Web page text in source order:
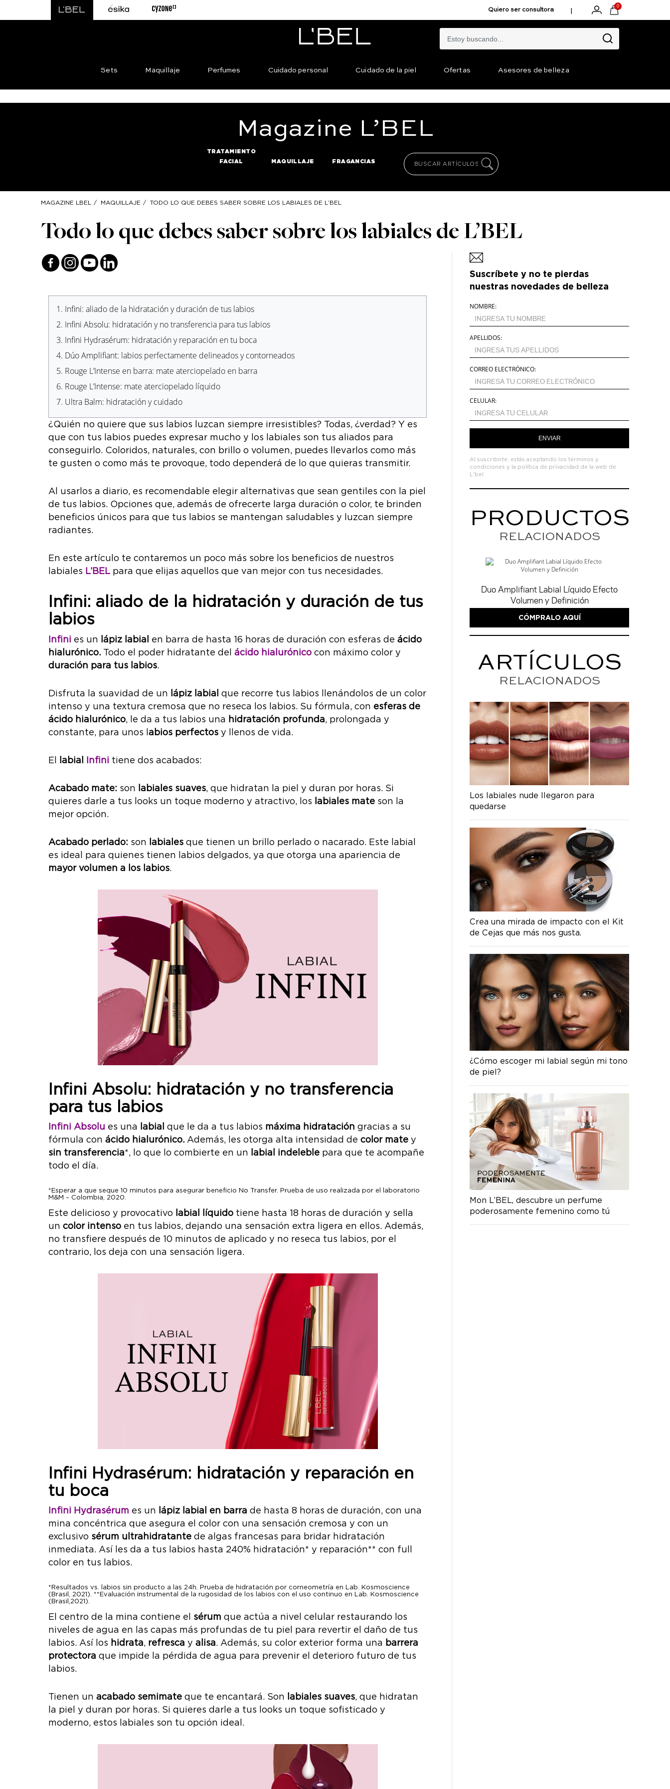
Quiero ser consultora | 0
Sets Maquillaje Perfumes Cuidado personal Cuidado de la piel Ofertas Asesores de belleza
Magazine L’BEL
TRATAMIENTO
FACIAL
MAQUILLAJE FRAGANCIAS
MAGAZINE LBEL / MAQUILLAJE / TODO LO QUE DEBES SABER SOBRE LOS LABIALES DE L’BEL
Todo lo que debes saber sobre los labiales de L’BEL
1. Infini: aliado de la hidratación y duración de tus labios
2. Infini Absolu: hidratación y no transferencia para tus labios
3. Infini Hydrasérum: hidratación y reparación en tu boca
4. Dúo Amplifiant: labios perfectamente delineados y contorneados
5. Rouge L’Intense en barra: mate aterciopelado en barra
6. Rouge L’Intense: mate aterciopelado líquido
7. Ultra Balm: hidratación y cuidado
¿Quién no quiere que sus labios luzcan siempre irresistibles? Todas, ¿verdad? Y es
que con tus labios puedes expresar mucho y los labiales son tus aliados para
conseguirlo. Coloridos, naturales, con brillo o volumen, puedes llevarlos como más
te gusten o como más te provoque, todo dependerá de lo que quieras transmitir.
Al usarlos a diario, es recomendable elegir alternativas que sean gentiles con la piel
de tus labios. Opciones que, además de ofrecerte larga duración o color, te brinden
beneficios únicos para que tus labios se mantengan saludables y luzcan siempre
radiantes.
En este artículo te contaremos un poco más sobre los beneficios de nuestros
labiales L’BEL para que elijas aquellos que van mejor con tus necesidades.
Infini: aliado de la hidratación y duración de tus
labios
Infini es un lápiz labial en barra de hasta 16 horas de duración con esferas de ácido
hialurónico. Todo el poder hidratante del ácido hialurónico con máximo color y
duración para tus labios.
Disfruta la suavidad de un lápiz labial que recorre tus labios llenándolos de un color
intenso y una textura cremosa que no reseca los labios. Su fórmula, con esferas de
ácido hialurónico, le da a tus labios una hidratación profunda, prolongada y
constante, para unos labios perfectos y llenos de vida.
El labial Infini tiene dos acabados:
Acabado mate: son labiales suaves, que hidratan la piel y duran por horas. Si
quieres darle a tus looks un toque moderno y atractivo, los labiales mate son la
mejor opción.
Acabado perlado: son labiales que tienen un brillo perlado o nacarado. Este labial
es ideal para quienes tienen labios delgados, ya que otorga una apariencia de
mayor volumen a los labios.
Infini Absolu: hidratación y no transferencia
para tus labios
Infini Absolu es una labial que le da a tus labios máxima hidratación gracias a su
fórmula con ácido hialurónico. Además, les otorga alta intensidad de color mate y
sin transferencia*, lo que lo combierte en un labial indeleble para que te acompañe
todo el día.
*Esperar a que seque 10 minutos para asegurar beneficio No Transfer. Prueba de uso realizada por el laboratorio
M&M – Colombia, 2020.
Este delicioso y provocativo labial líquido tiene hasta 18 horas de duración y sella
un color intenso en tus labios, dejando una sensación extra ligera en ellos. Además,
no transfiere después de 10 minutos de aplicado y no reseca tus labios, por el
contrario, los deja con una sensación ligera.
Infini Hydrasérum: hidratación y reparación en
tu boca
Infini Hydrasérum es un lápiz labial en barra de hasta 8 horas de duración, con una
mina concéntrica que asegura el color con una sensación cremosa y con un
exclusivo sérum ultrahidratante de algas francesas para bridar hidratación
inmediata. Así les da a tus labios hasta 240% hidratación* y reparación** con full
color en tus labios.
*Resultados vs. labios sin producto a las 24h. Prueba de hidratación por corneometría en Lab. Kosmoscience
(Brasil, 2021). **Evaluación instrumental de la rugosidad de los labios con el uso continuo en Lab. Kosmoscience
(Brasil,2021).
El centro de la mina contiene el sérum que actúa a nivel celular restaurando los
niveles de agua en las capas más profundas de tu piel para revertir el daño de tus
labios. Así los hidrata, refresca y alisa. Además, su color exterior forma una barrera
protectora que impide la pérdida de agua para prevenir el deterioro futuro de tus
labios.
Tienen un acabado semimate que te encantará. Son labiales suaves, que hidratan
la piel y duran por horas. Si quieres darle a tus looks un toque sofisticado y
moderno, estos labiales son tu opción ideal.
Suscríbete y no te pierdas
nuestras novedades de belleza
NOMBRE:
APELLIDOS:
CORREO ELECTRÓNICO:
CELULAR:
ENVIAR
Al suscribirte, estás aceptando los términos y
condiciones y la política de privacidad de la web de
L'bel.
PRODUCTOS
RELACIONADOS
Duo Amplifiant Labial Líquido Efecto
Volumen y Definición
CÓMPRALO AQUÍ
ARTÍCULOS
RELACIONADOS
Los labiales nude llegaron para
quedarse
Crea una mirada de impacto con el Kit
de Cejas que más nos gusta.
¿Cómo escoger mi labial según mi tono
de piel?
Mon L’BEL, descubre un perfume
poderosamente femenino como tú